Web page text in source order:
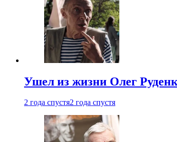
Ушел из жизни Олег
2 года спустя2 года спустя